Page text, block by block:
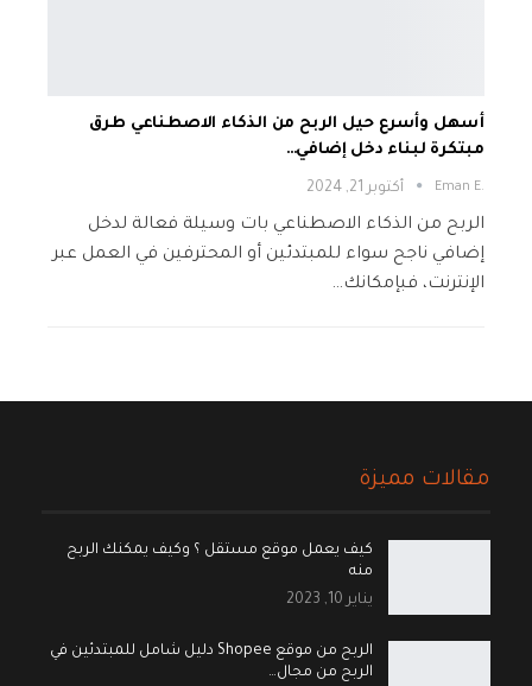
أسهل وأسرع حيل الربح من الذكاء الاصطناعي طرق
مبتكرة لبناء دخل إضافي…
.Eman E أكتوبر 21, 2024
الربح من الذكاء الاصطناعي بات وسيلة فعالة لدخل
إضافي ناجح سواء للمبتدئين أو المحترفين في العمل عبر
الإنترنت، فبإمكانك…
مقالات مميزة
كيف يعمل موقع مستقل ؟ وكيف يمكنك الربح
منه
يناير 10, 2023
الربح من موقع Shopee دليل شامل للمبتدئين في
الربح من مجال…